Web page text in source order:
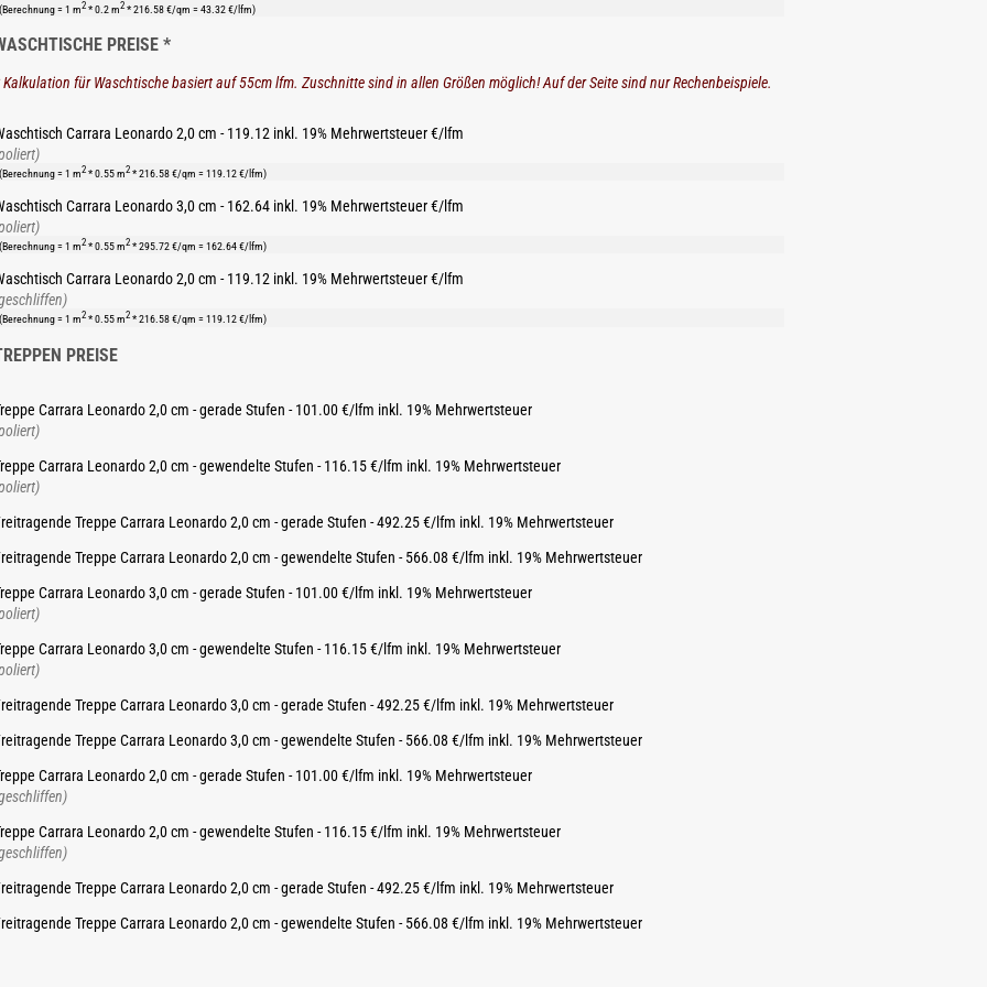
(Berechnung = 1 m2 * 0.2 m2 * 216.58 €/qm = 43.32 €/lfm)
PREISE *
Kalkulation für Waschtische basiert auf 55cm lfm. Zuschnitte sind in allen Größen möglich! Auf der Seite sind nur Rechenbeispiele.
Carrara Leonardo 2,0 cm - 119.12 inkl. 19% Mehrwertsteuer €/lfm
(Berechnung = 1 m2 * 0.55 m2 * 216.58 €/qm = 119.12 €/lfm)
Carrara Leonardo 3,0 cm - 162.64 inkl. 19% Mehrwertsteuer €/lfm
(Berechnung = 1 m2 * 0.55 m2 * 295.72 €/qm = 162.64 €/lfm)
Carrara Leonardo 2,0 cm - 119.12 inkl. 19% Mehrwertsteuer €/lfm
(Berechnung = 1 m2 * 0.55 m2 * 216.58 €/qm = 119.12 €/lfm)
PREISE
Carrara Leonardo 2,0 cm - gerade Stufen - 101.00 €/lfm inkl. 19% Mehrwertsteuer
Carrara Leonardo 2,0 cm - gewendelte Stufen - 116.15 €/lfm inkl. 19% Mehrwertsteuer
Treppe Carrara Leonardo 2,0 cm - gerade Stufen - 492.25 €/lfm inkl. 19% Mehrwertsteuer
Treppe Carrara Leonardo 2,0 cm - gewendelte Stufen - 566.08 €/lfm inkl. 19% Mehrwertsteuer
Carrara Leonardo 3,0 cm - gerade Stufen - 101.00 €/lfm inkl. 19% Mehrwertsteuer
Carrara Leonardo 3,0 cm - gewendelte Stufen - 116.15 €/lfm inkl. 19% Mehrwertsteuer
Treppe Carrara Leonardo 3,0 cm - gerade Stufen - 492.25 €/lfm inkl. 19% Mehrwertsteuer
Treppe Carrara Leonardo 3,0 cm - gewendelte Stufen - 566.08 €/lfm inkl. 19% Mehrwertsteuer
Carrara Leonardo 2,0 cm - gerade Stufen - 101.00 €/lfm inkl. 19% Mehrwertsteuer
Carrara Leonardo 2,0 cm - gewendelte Stufen - 116.15 €/lfm inkl. 19% Mehrwertsteuer
Treppe Carrara Leonardo 2,0 cm - gerade Stufen - 492.25 €/lfm inkl. 19% Mehrwertsteuer
Treppe Carrara Leonardo 2,0 cm - gewendelte Stufen - 566.08 €/lfm inkl. 19% Mehrwertsteuer